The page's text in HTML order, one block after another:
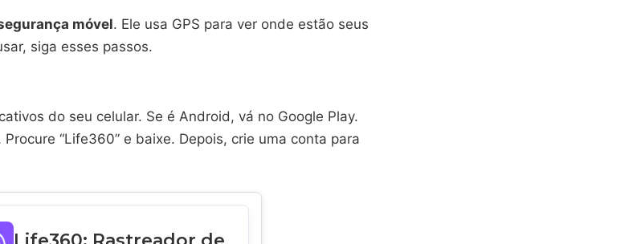
móvel. Ele usa GPS para ver onde estão seus
siga esses passos.
do seu celular. Se é Android, vá no Google Play.
“Life360” e baixe. Depois, crie uma conta para